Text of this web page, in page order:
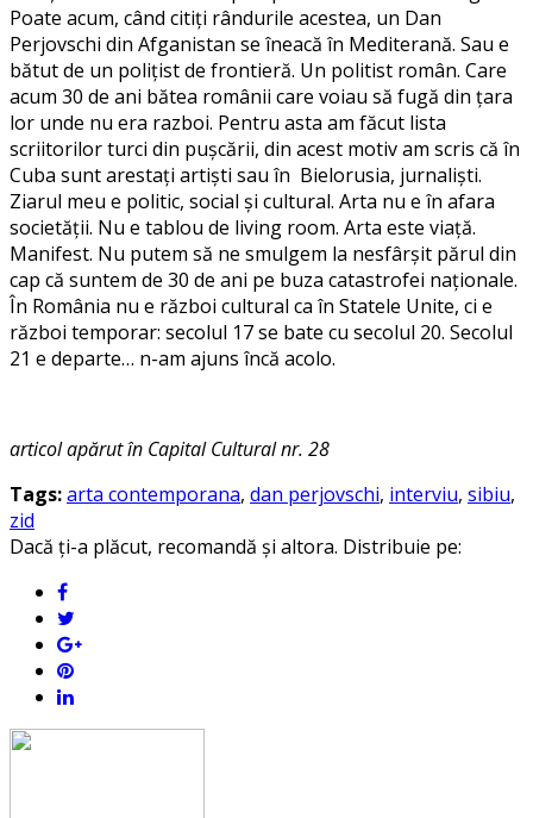
Poate acum, când citiți rândurile acestea, un Dan
Perjovschi din Afganistan se îneacă în Mediterană. Sau e
bătut de un polițist de frontieră. Un politist român. Care
acum 30 de ani bătea românii care voiau să fugă din țara
lor unde nu era razboi. Pentru asta am făcut lista
scriitorilor turci din pușcării, din acest motiv am scris că în
Cuba sunt arestați artiști sau în Bielorusia, jurnaliști.
Ziarul meu e politic, social și cultural. Arta nu e în afara
societății. Nu e tablou de living room. Arta este viață.
Manifest. Nu putem să ne smulgem la nesfârșit părul din
cap că suntem de 30 de ani pe buza catastrofei naționale.
În România nu e război cultural ca în Statele Unite, ci e
război temporar: secolul 17 se bate cu secolul 20. Secolul
21 e departe… n-am ajuns încă acolo.
articol apărut în Capital Cultural nr. 28
Tags:arta contemporana, dan perjovschi, interviu, sibiu,
zid
Dacă ți-a plăcut, recomandă și altora. Distribuie pe: